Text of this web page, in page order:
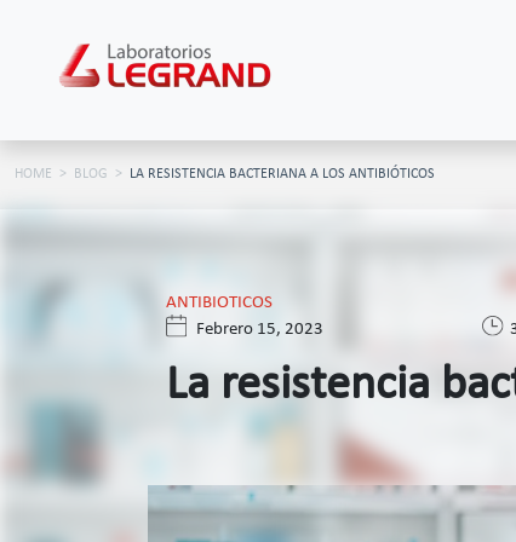
HOME BLOG LA RESISTENCIA BACTERIANA A LOS ANTIBIÓTICOS
ANTIBIOTICOS
Febrero 15, 2023
La resistencia